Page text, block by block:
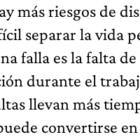
más riesgos de
separar la vida
falla es la falta de
durante el
llevan más
convertirse